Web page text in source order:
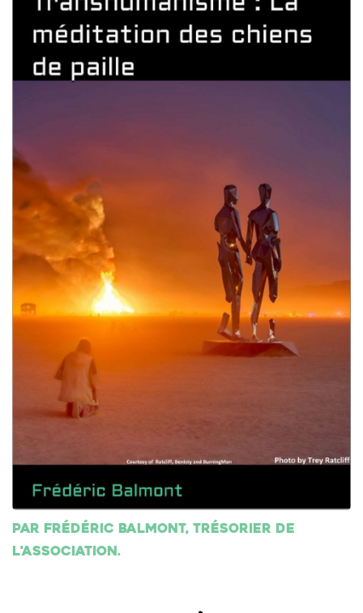
Par Frédéric Balmont, trésorier de
l'association.